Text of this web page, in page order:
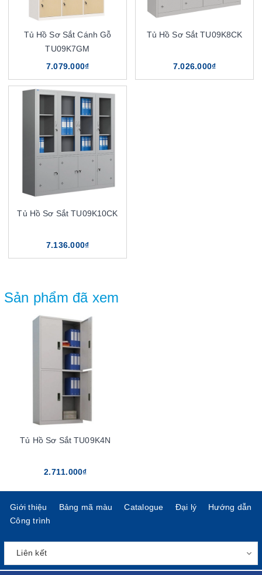
Tủ Hồ Sơ Sắt Cánh Gỗ
TU09K7GM
7.079.000₫
Tủ Hồ Sơ Sắt TU09K8CK
7.026.000₫
Tủ Hồ Sơ Sắt TU09K10CK
7.136.000₫
Sản phẩm đã xem
Tủ Hồ Sơ Sắt TU09K4N
2.711.000₫
Giới thiệu Bảng mã màu Catalogue Đại lý
Hướng dẫn
Công trình